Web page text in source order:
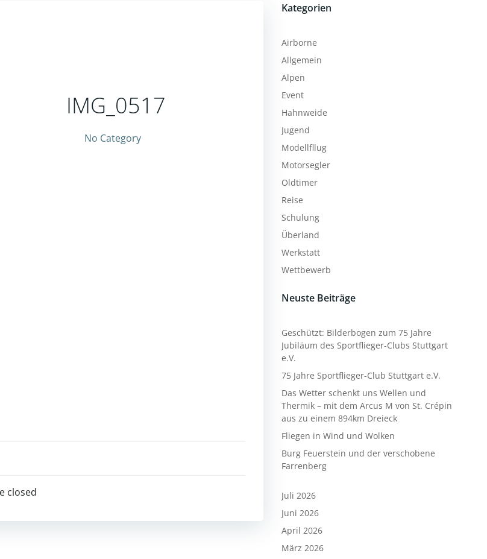
IMG_0517
No Category
closed
Kategorien
Airborne
Allgemein
Alpen
Event
Hahnweide
Jugend
Modellfllug
Motorsegler
Oldtimer
Reise
Schulung
Überland
Werkstatt
Wettbewerb
Neuste Beiträge
Geschützt: Bilderbogen zum 75 Jahre
Jubiläum des Sportflieger-Clubs Stuttgart
e.V.
75 Jahre Sportflieger-Club Stuttgart e.V.
Das Wetter schenkt uns Wellen und
Thermik – mit dem Arcus M von St. Crépin
aus zu einem 894km Dreieck
Fliegen in Wind und Wolken
Burg Feuerstein und der verschobene
Farrenberg
Juli 2026
Juni 2026
April 2026
März 2026